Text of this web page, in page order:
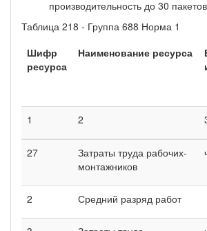
производительность до 30
Таблица 218 - Группа 688 Норма 1
Шифр
ресурса
Наименование ресурса
1 2
27
Затраты труда рабочих-
монтажников
2 Средний разряд работ